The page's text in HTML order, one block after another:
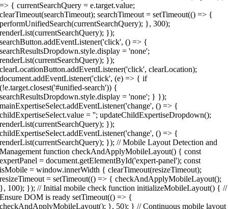
=> { currentSearchQuery = e.target.value;
clearTimeout(searchTimeout); searchTimeout = setTimeout(() => {
performUnifiedSearch(currentSearchQuery); }, 300);
renderList(currentSearchQuery); });
searchButton.addEventListener('click', () => {
searchResultsDropdown.style.display = 'none';
renderList(currentSearchQuery); });
clearLocationButton.addEventListener('click', clearLocation);
document.addEventListener('click', (e) => { if
(!e.target.closest('#unified-search')) {
searchResultsDropdown.style.display = 'none'; } });
mainExpertiseSelect.addEventListener('change', () => {
childExpertiseSelect.value = ''; updateChildExpertiseDropdown();
renderList(currentSearchQuery); });
childExpertiseSelect.addEventListener('change', () => {
renderList(currentSearchQuery); }); // Mobile Layout Detection and
Management function checkAndApplyMobileLayout() { const
expertPanel = document.getElementById('expert-panel'); const
isMobile = window.innerWidth { clearTimeout(resizeTimeout);
resizeTimeout = setTimeout(() => { checkAndApplyMobileLayout();
}, 100); }); // Initial mobile check function initializeMobileLayout() { //
Ensure DOM is ready setTimeout(() => {
checkAndApplyMobileLayout(); }, 50); } // Continuous mobile layout